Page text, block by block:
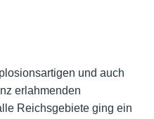
und auch
erlahmenden
Reichsgebiete ging ein